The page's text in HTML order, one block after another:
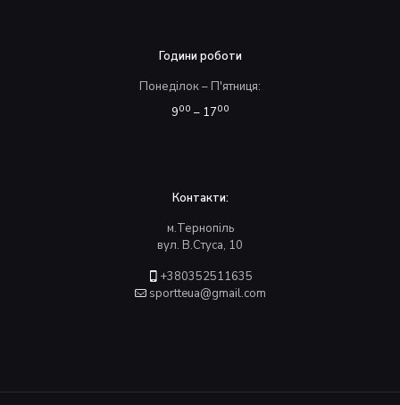
Години роботи
Понеділок – П'ятниця:
900 – 1700
Контакти:
м.Тернопіль
вул. В.Стуса, 10
+380352511635
sportteua@gmail.com